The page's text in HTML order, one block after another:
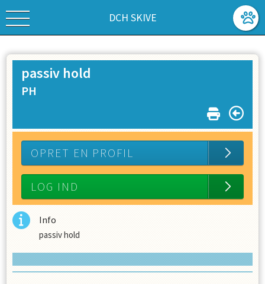
DCH SKIVE
passiv hold
PH
OPRET EN PROFIL
LOG IND
Info
passiv hold